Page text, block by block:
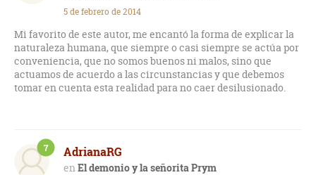
5 de febrero de 2014
Mi favorito de este autor, me encantó la forma de explicar la
naturaleza humana, que siempre o casi siempre se actúa por
conveniencia, que no somos buenos ni malos, sino que
actuamos de acuerdo a las circunstancias y que debemos
tomar en cuenta esta realidad para no caer desilusionado.
AdrianaRG
El demonio y la señorita Prym
7